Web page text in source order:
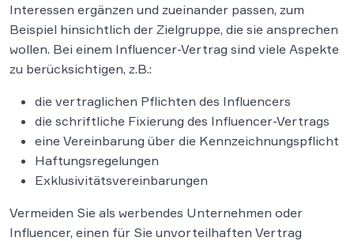
Interessen ergänzen und zueinander passen, zum
Beispiel hinsichtlich der Zielgruppe, die sie ansprechen
wollen. Bei einem Influencer-Vertrag sind viele Aspekte
zu berücksichtigen, z.B.:
die vertraglichen Pflichten des Influencers
die schriftliche Fixierung des Influencer-Vertrags
eine Vereinbarung über die Kennzeichnungspflicht
Haftungsregelungen
Exklusivitätsvereinbarungen
Vermeiden Sie als werbendes Unternehmen oder
Influencer, einen für Sie unvorteilhaften Vertrag